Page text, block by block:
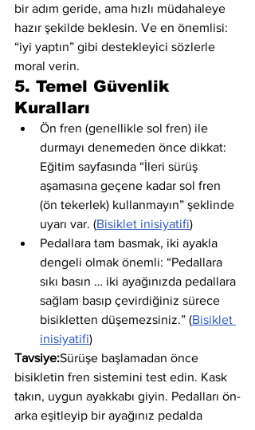
bir adım geride, ama hızlı müdahaleye
hazır şekilde beklesin. Ve en önemlisi:
“iyi yaptın” gibi destekleyici sözlerle
moral verin.
5. Temel Güvenlik
Kuralları
Ön fren (genellikle sol fren) ile
durmayı denemeden önce dikkat:
Eğitim sayfasında “İleri sürüş
aşamasına geçene kadar sol fren
(ön tekerlek) kullanmayın” şeklinde
uyarı var. (Bisiklet inisiyatifi)
Pedallara tam basmak, iki ayakla
dengeli olmak önemli: “Pedallara
sıkı basın … iki ayağınızda pedallara
sağlam basıp çevirdiğiniz sürece
bisikletten düşemezsiniz.” (Bisiklet
inisiyatifi)
Tavsiye:Sürüşe başlamadan önce
bisikletin fren sistemini test edin. Kask
takın, uygun ayakkabı giyin. Pedalları ön-
arka eşitleyip bir ayağınız pedalda